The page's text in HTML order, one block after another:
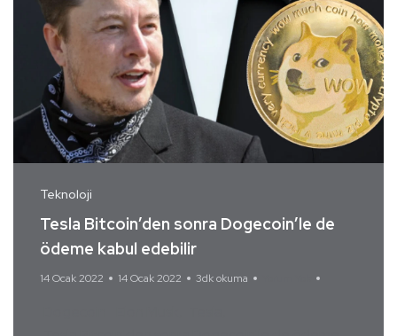
Teknoloji
Tesla Bitcoin’den sonra Dogecoin’le de
ödeme kabul edebilir
14 Ocak 2022 14 Ocak 2022 3dk okuma